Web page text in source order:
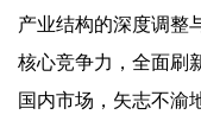
产业结构的深度调整
核心竞争力，全面刷
国内市场，矢志不渝